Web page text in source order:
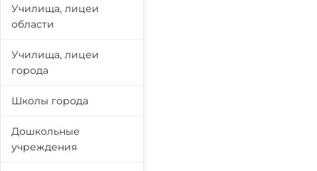
Училища, лицеи
области
Училища, лицеи
города
Школы города
Дошкольные
учреждения